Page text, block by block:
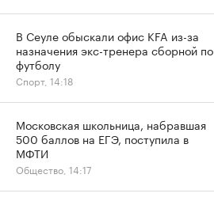
В Сеуле обыскали офис KFA из-за
назначения экс-тренера сборной по
футболу
Спорт, 14:18
Московская школьница, набравшая
500 баллов на ЕГЭ, поступила в
МФТИ
Общество, 14:17